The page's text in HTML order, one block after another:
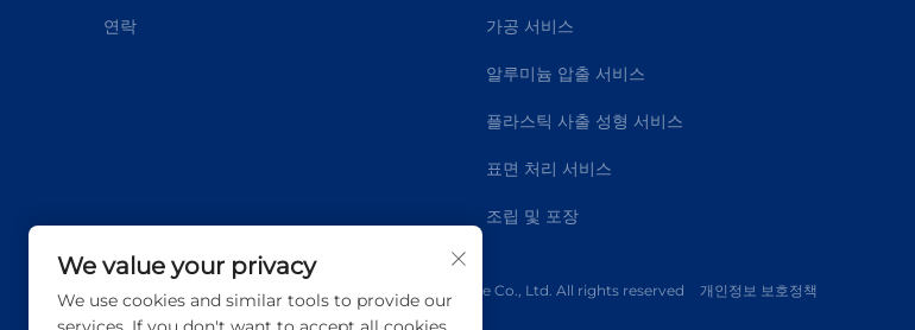
연락 가공 서비스
알루미늄 압출 서비스
플라스틱 사출 성형 서비스
표면 처리 서비스
조립 및 포장
Copyright © 2025 Qingdao Dmetal International Trade Co., Ltd. All rights reserved 개인정보 보호정책
We value your privacy
We use cookies and similar tools to provide our